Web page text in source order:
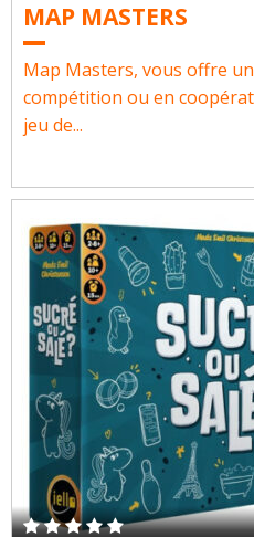
MAP MASTERS
Map Masters, vous offre
compétition ou en
jeu de...